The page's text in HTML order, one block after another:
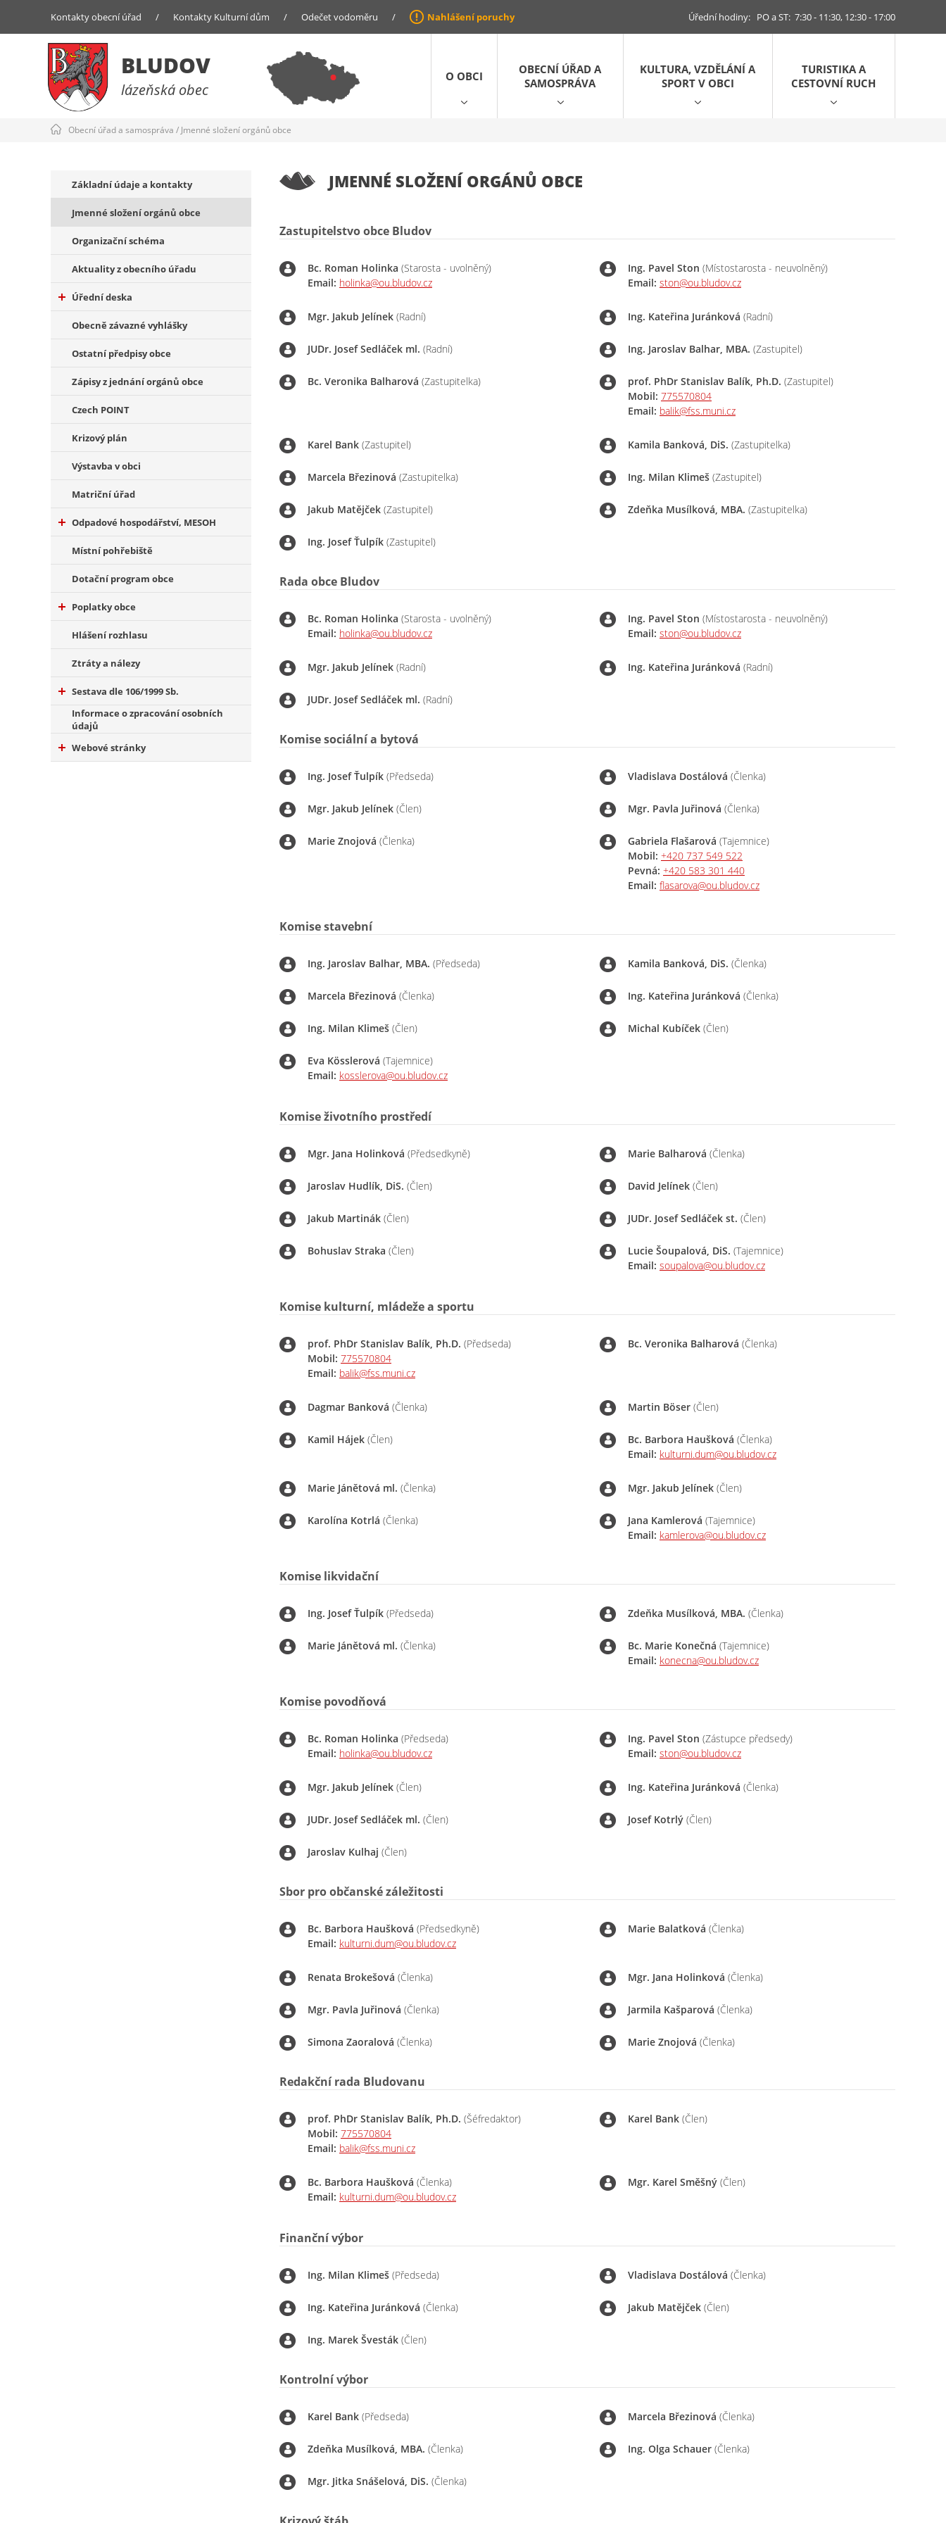
Kontakty obecní úřad / Kontakty Kulturní dům / Odečet vodoměru / Nahlášení poruchy Úřední hodiny: PO a ST: 7:30 - 11:30, 12:30 - 17:00
BLUDOV
lázeňská obec
O OBCI
OBECNÍ ÚŘAD A
SAMOSPRÁVA
KULTURA, VZDĚLÁNÍ A
SPORT V OBCI
TURISTIKA A
CESTOVNÍ RUCH
Obecní úřad a samospráva / Jmenné složení orgánů obce
Základní údaje a kontakty
Jmenné složení orgánů obce
Organizační schéma
Aktuality z obecního úřadu
Úřední deska
Obecně závazné vyhlášky
Ostatní předpisy obce
Zápisy z jednání orgánů obce
Czech POINT
Krizový plán
Výstavba v obci
Matriční úřad
Odpadové hospodářství, MESOH
Místní pohřebiště
Dotační program obce
Poplatky obce
Hlášení rozhlasu
Ztráty a nálezy
Sestava dle 106/1999 Sb.
Informace o zpracování osobních
údajů
Webové stránky
JMENNÉ SLOŽENÍ ORGÁNŮ OBCE
Zastupitelstvo obce Bludov
Bc. Roman Holinka (Starosta - uvolněný)
Email: holinka@ou.bludov.cz
Ing. Pavel Ston (Místostarosta - neuvolněný)
Email: ston@ou.bludov.cz
Mgr. Jakub Jelínek (Radní) Ing. Kateřina Juránková (Radní)
JUDr. Josef Sedláček ml. (Radní) Ing. Jaroslav Balhar, MBA. (Zastupitel)
Bc. Veronika Balharová (Zastupitelka) prof. PhDr Stanislav Balík, Ph.D. (Zastupitel)
Mobil: 775570804
Email: balik@fss.muni.cz
Karel Bank (Zastupitel) Kamila Banková, DiS. (Zastupitelka)
Marcela Březinová (Zastupitelka) Ing. Milan Klimeš (Zastupitel)
Jakub Matějček (Zastupitel) Zdeňka Musílková, MBA. (Zastupitelka)
Ing. Josef Ťulpík (Zastupitel)
Rada obce Bludov
Bc. Roman Holinka (Starosta - uvolněný)
Email: holinka@ou.bludov.cz
Ing. Pavel Ston (Místostarosta - neuvolněný)
Email: ston@ou.bludov.cz
Mgr. Jakub Jelínek (Radní) Ing. Kateřina Juránková (Radní)
JUDr. Josef Sedláček ml. (Radní)
Komise sociální a bytová
Ing. Josef Ťulpík (Předseda) Vladislava Dostálová (Členka)
Mgr. Jakub Jelínek (Člen) Mgr. Pavla Juřinová (Členka)
Marie Znojová (Členka) Gabriela Flašarová (Tajemnice)
Mobil: +420 737 549 522
Pevná: +420 583 301 440
Email: flasarova@ou.bludov.cz
Komise stavební
Ing. Jaroslav Balhar, MBA. (Předseda) Kamila Banková, DiS. (Členka)
Marcela Březinová (Členka) Ing. Kateřina Juránková (Členka)
Ing. Milan Klimeš (Člen) Michal Kubíček (Člen)
Eva Kösslerová (Tajemnice)
Email: kosslerova@ou.bludov.cz
Komise životního prostředí
Mgr. Jana Holinková (Předsedkyně) Marie Balharová (Členka)
Jaroslav Hudlík, DiS. (Člen) David Jelínek (Člen)
Jakub Martinák (Člen) JUDr. Josef Sedláček st. (Člen)
Bohuslav Straka (Člen) Lucie Šoupalová, DiS. (Tajemnice)
Email: soupalova@ou.bludov.cz
Komise kulturní, mládeže a sportu
prof. PhDr Stanislav Balík, Ph.D. (Předseda)
Mobil: 775570804
Email: balik@fss.muni.cz
Bc. Veronika Balharová (Členka)
Dagmar Banková (Členka) Martin Böser (Člen)
Kamil Hájek (Člen) Bc. Barbora Haušková (Členka)
Email: kulturni.dum@ou.bludov.cz
Marie Jánětová ml. (Členka) Mgr. Jakub Jelínek (Člen)
Karolína Kotrlá (Členka) Jana Kamlerová (Tajemnice)
Email: kamlerova@ou.bludov.cz
Komise likvidační
Ing. Josef Ťulpík (Předseda) Zdeňka Musílková, MBA. (Členka)
Marie Jánětová ml. (Členka) Bc. Marie Konečná (Tajemnice)
Email: konecna@ou.bludov.cz
Komise povodňová
Bc. Roman Holinka (Předseda)
Email: holinka@ou.bludov.cz
Ing. Pavel Ston (Zástupce předsedy)
Email: ston@ou.bludov.cz
Mgr. Jakub Jelínek (Člen) Ing. Kateřina Juránková (Členka)
JUDr. Josef Sedláček ml. (Člen) Josef Kotrlý (Člen)
Jaroslav Kulhaj (Člen)
Sbor pro občanské záležitosti
Bc. Barbora Haušková (Předsedkyně)
Email: kulturni.dum@ou.bludov.cz
Marie Balatková (Členka)
Renata Brokešová (Členka) Mgr. Jana Holinková (Členka)
Mgr. Pavla Juřinová (Členka) Jarmila Kašparová (Členka)
Simona Zaoralová (Členka) Marie Znojová (Členka)
Redakční rada Bludovanu
prof. PhDr Stanislav Balík, Ph.D. (Šéfredaktor)
Mobil: 775570804
Email: balik@fss.muni.cz
Karel Bank (Člen)
Bc. Barbora Haušková (Členka)
Email: kulturni.dum@ou.bludov.cz
Mgr. Karel Směšný (Člen)
Finanční výbor
Ing. Milan Klimeš (Předseda) Vladislava Dostálová (Členka)
Ing. Kateřina Juránková (Členka) Jakub Matějček (Člen)
Ing. Marek Švesták (Člen)
Kontrolní výbor
Karel Bank (Předseda) Marcela Březinová (Členka)
Zdeňka Musílková, MBA. (Členka) Ing. Olga Schauer (Členka)
Mgr. Jitka Snášelová, DiS. (Členka)